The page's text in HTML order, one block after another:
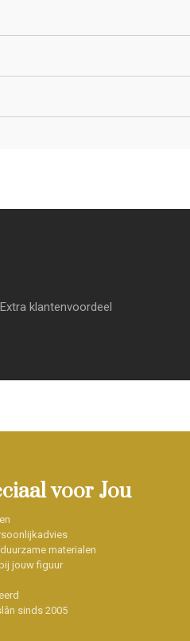
klantenvoordeel
voor Jou
materialen
jouw figuur
sinds 2005